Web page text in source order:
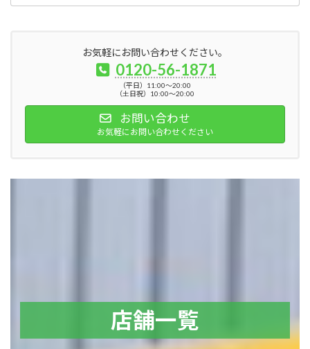
お気軽にお問い合わせください。
0120-56-1871
（平日）11:00～20:00
（土日祝）10:00～20:00
お問い合わせ
お気軽にお問い合わせください
店舗一覧